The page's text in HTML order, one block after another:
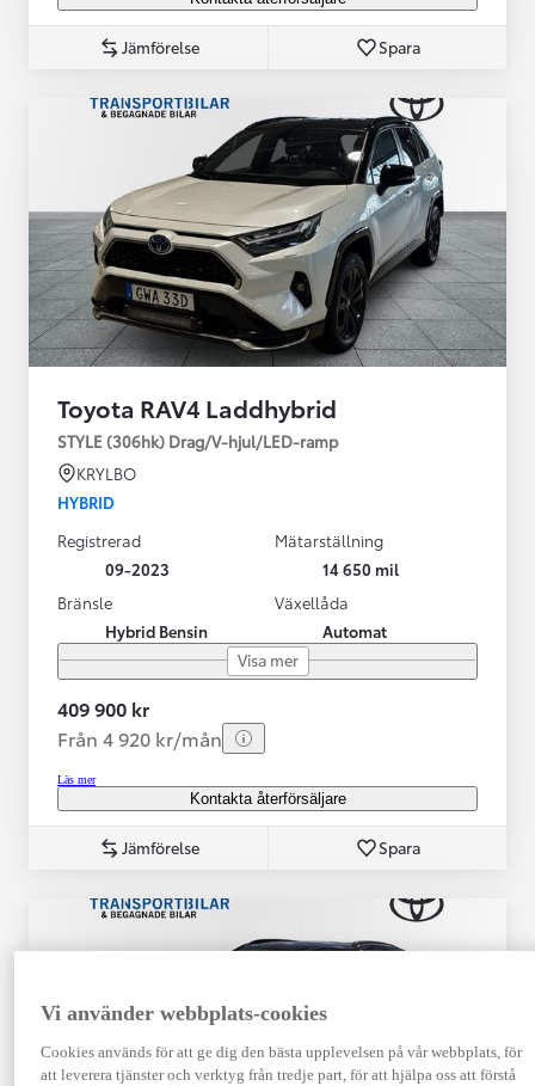
Jämförelse Spara
Toyota RAV4 Laddhybrid
STYLE (306hk) Drag/V-hjul/LED-ramp
KRYLBO
HYBRID
Registrerad
09-2023
Mätarställning
14 650 mil
Bränsle
Hybrid Bensin
Växellåda
Automat
Visa mer
409 900 kr
Från 4 920 kr/mån
Läs mer
Kontakta återförsäljare
Jämförelse Spara
Vi använder webbplats-cookies
Cookies används för att ge dig den bästa upplevelsen på vår webbplats, för
att leverera tjänster och verktyg från tredje part, för att hjälpa oss att förstå